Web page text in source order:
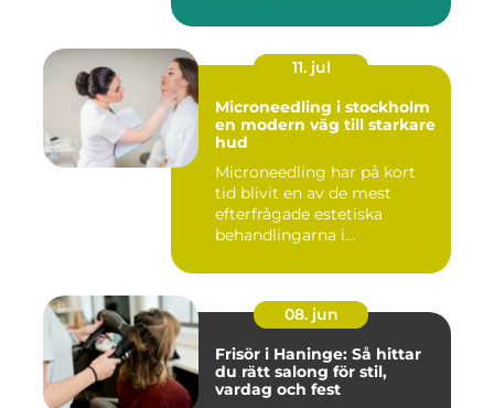
11. jul
Microneedling i stockholm
en modern väg till starkare
hud
Microneedling har på kort
tid blivit en av de mest
efterfrågade estetiska
behandlingarna i
08. jun
Frisör i Haninge: Så hittar
du rätt salong för stil,
vardag och fest